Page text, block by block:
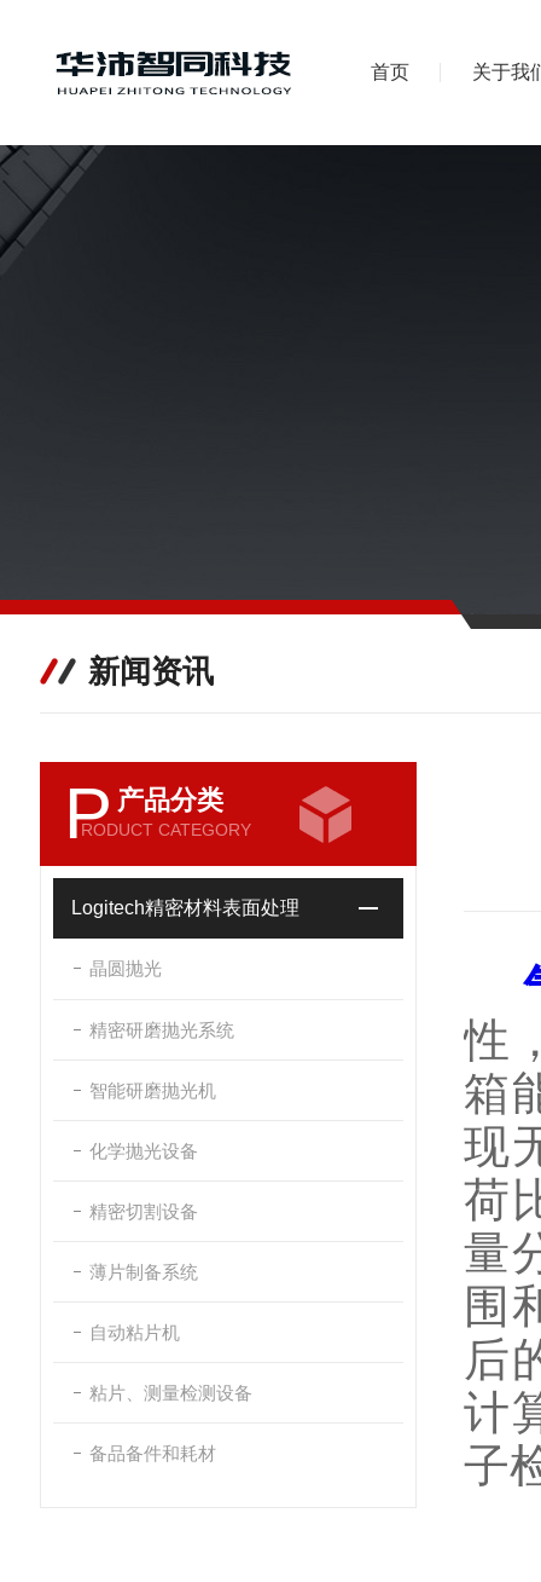
首页 关于我
新闻资讯
P 产品分类
RODUCT CATEGORY
Logitech精密材料表面处理
晶圆抛光
精密研磨抛光系统
智能研磨抛光机
化学抛光设备
精密切割设备
薄片制备系统
自动粘片机
粘片、测量检测设备
备品备件和耗材
性
箱
现
荷
量
围
后
计
子